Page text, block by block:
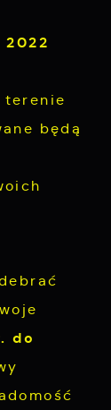
2022
terenie
będą
do
ilości
witryny
z
Dane
cookies
na